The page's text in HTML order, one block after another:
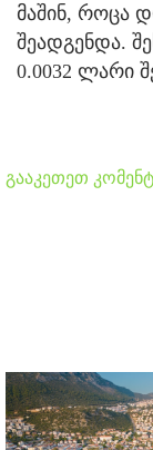
მაშინ, როცა
შეადგენდა.
0.0032 ლარი
გააკეთეთ